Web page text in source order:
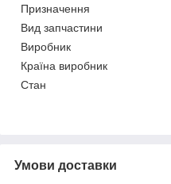
Призначення
Вид запчастини
Виробник
Країна виробник
Стан
Умови доставки